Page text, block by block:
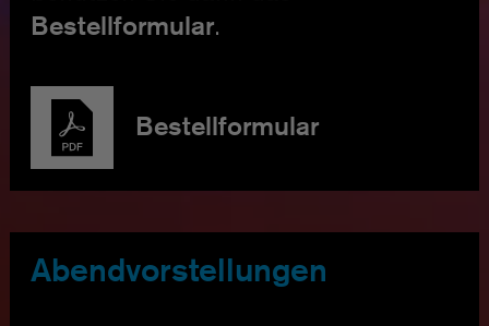
Bestellformular.
Bestellformular
Abendvorstellungen